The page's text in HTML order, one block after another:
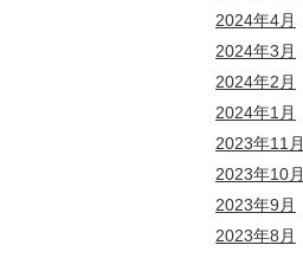
2024年4月
2024年3月
2024年2月
2024年1月
2023年11月
2023年10月
2023年9月
2023年8月